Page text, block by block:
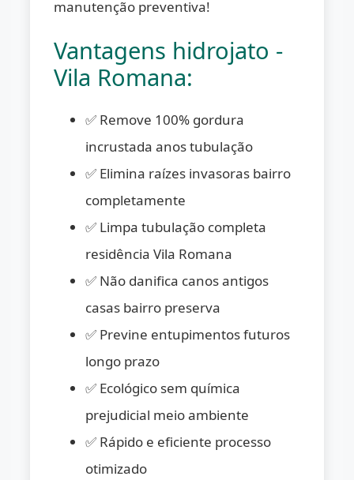
manutenção preventiva!
Vantagens hidrojato -
Vila Romana:
✅ Remove 100% gordura
incrustada anos tubulação
✅ Elimina raízes invasoras bairro
completamente
✅ Limpa tubulação completa
residência Vila Romana
✅ Não danifica canos antigos
casas bairro preserva
✅ Previne entupimentos futuros
longo prazo
✅ Ecológico sem química
prejudicial meio ambiente
✅ Rápido e eficiente processo
otimizado